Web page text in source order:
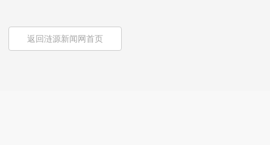
返回涟源新闻网首页